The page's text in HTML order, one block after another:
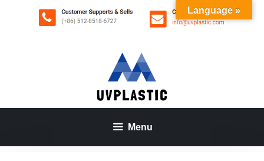
Menu
Language »